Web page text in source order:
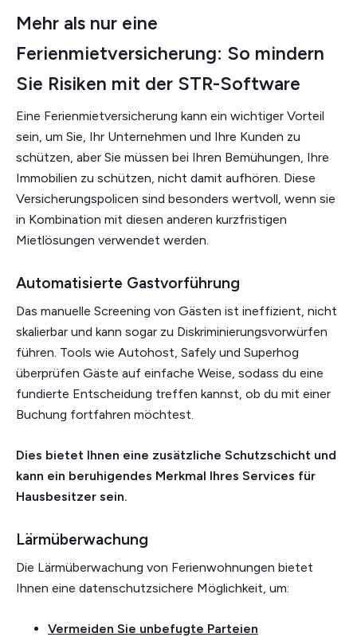
Mehr als nur eine
Ferienmietversicherung: So mindern
Sie Risiken mit der STR-Software
Eine Ferienmietversicherung kann ein wichtiger Vorteil
sein, um Sie, Ihr Unternehmen und Ihre Kunden zu
schützen, aber Sie müssen bei Ihren Bemühungen, Ihre
Immobilien zu schützen, nicht damit aufhören. Diese
Versicherungspolicen sind besonders wertvoll, wenn sie
in Kombination mit diesen anderen kurzfristigen
Mietlösungen verwendet werden.
Automatisierte Gastvorführung
Das manuelle Screening von Gästen ist ineffizient, nicht
skalierbar und kann sogar zu Diskriminierungsvorwürfen
führen. Tools wie Autohost, Safely und Superhog
überprüfen Gäste auf einfache Weise, sodass du eine
fundierte Entscheidung treffen kannst, ob du mit einer
Buchung fortfahren möchtest.
Dies bietet Ihnen eine zusätzliche Schutzschicht und
kann ein beruhigendes Merkmal Ihres Services für
Hausbesitzer sein.
Lärmüberwachung
Die Lärmüberwachung von Ferienwohnungen bietet
Ihnen eine datenschutzsichere Möglichkeit, um:
Vermeiden Sie unbefugte Parteien